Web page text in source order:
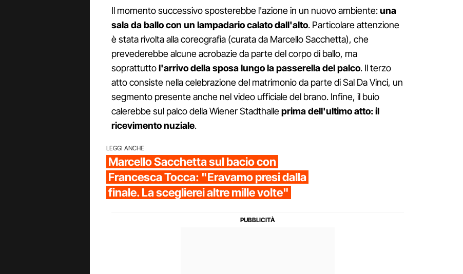
Il momento successivo sposterebbe l'azione in un nuovo ambiente:una
sala da ballo con un lampadario calato dall'alto. Particolare attenzione
è stata rivolta alla coreografia (curata da Marcello Sacchetta), che
prevederebbe alcune acrobazie da parte del corpo di ballo, ma
soprattuttol'arrivo della sposa lungo la passerella del palco. Il terzo
atto consiste nella celebrazione del matrimonio da parte di Sal Da Vinci, un
segmento presente anche nel video ufficiale del brano. Infine, il buio
calerebbe sul palco della Wiener Stadthalleprima dell'ultimo atto: il
ricevimento nuziale.
LEGGI ANCHE
Marcello Sacchetta sul bacio con
Francesca Tocca: "Eravamo presi dalla
finale. La sceglierei altre mille volte"